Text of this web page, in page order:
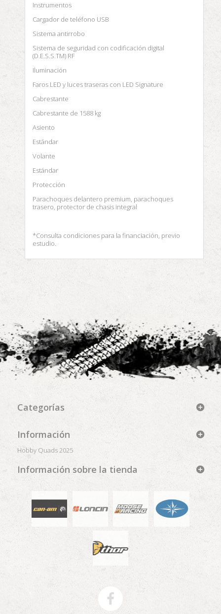
Instrumentos
Cargador de teléfono USB
Sistema antirrobo
Sistema de seguridad con codificación digital
(D.E.S.S.TM) RF
Iluminación
Faros LED y luces traseras con LED Signature
Cabrestante
Cabrestante de 1588 kg
Asiento
Estándar
Volante
Estándar
Protección
Parachoques delantero premium, parachoques
trasero, protector de chasis integral
*Consulta condiciones para la financiación, previo
estudio.
Categorías
Información
Hobby Quads 2025
Información sobre la tienda